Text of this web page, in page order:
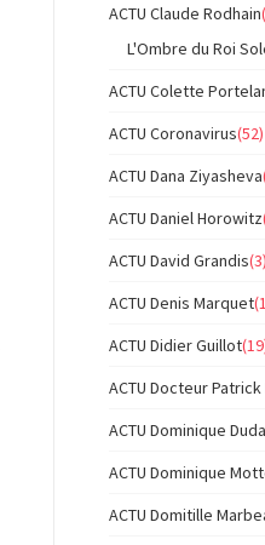
ACTU Claude Rodhain
L'Ombre du Roi
ACTU Colette
ACTU Coronavirus(52)
ACTU Dana Ziyasheva
ACTU Daniel Horowitz
ACTU David Grandis(3)
ACTU Denis Marquet
ACTU Didier Guillot
ACTU Docteur
ACTU Dominique
ACTU Dominique
ACTU Domitille